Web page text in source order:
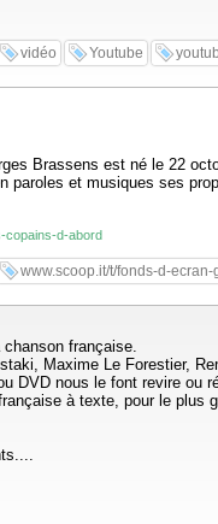
vidéo Youtube
Brassens est né le 22
et musiques ses
copains-d-abord
www.scoop.it/t/fonds-d-ecran-
française.
Maxime Le Forestier,
DVD nous le font revire ou
à texte, pour le plus